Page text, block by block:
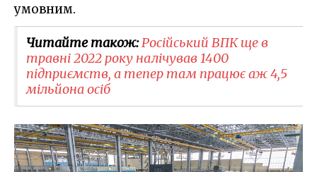
умовним.
Читайте також:Російський ВПК ще в
травні 2022 року налічував 1400
підприємств, а тепер там працює аж 4,5
мільйона осіб